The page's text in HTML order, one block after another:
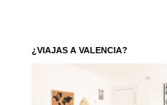
¿VIAJAS A VALENCIA?